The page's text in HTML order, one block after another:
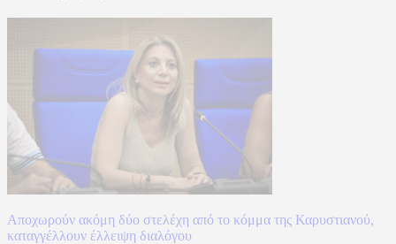
Αποχωρούν ακόμη δύο στελέχη από το κόμμα της Καρυστιανού,
καταγγέλλουν έλλειψη διαλόγου